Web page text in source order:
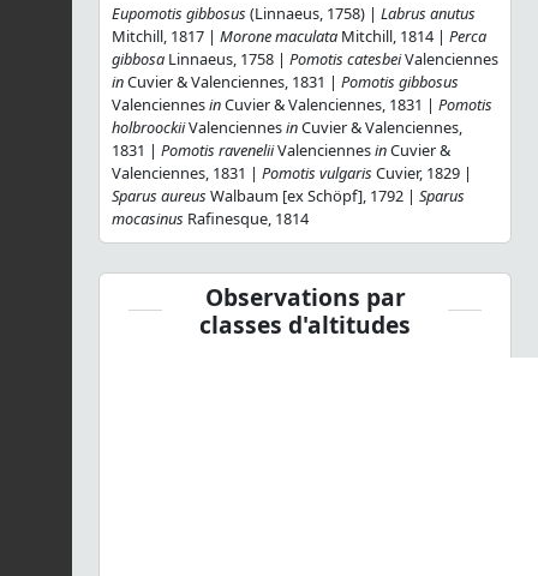
Eupomotis gibbosus (Linnaeus, 1758) | Labrus anutus
Mitchill, 1817 | Morone maculata Mitchill, 1814 | Perca
gibbosa Linnaeus, 1758 | Pomotis catesbeiValenciennes
inCuvier & Valenciennes, 1831 | Pomotis gibbosus
ValenciennesinCuvier & Valenciennes, 1831 | Pomotis
holbroockiiValenciennesinCuvier & Valenciennes,
1831 | Pomotis raveneliiValenciennesinCuvier &
Valenciennes, 1831 | Pomotis vulgaris Cuvier, 1829 |
Sparus aureus Walbaum [ex Schöpf], 1792 | Sparus
mocasinus Rafinesque, 1814
Observations par
classes d'altitudes